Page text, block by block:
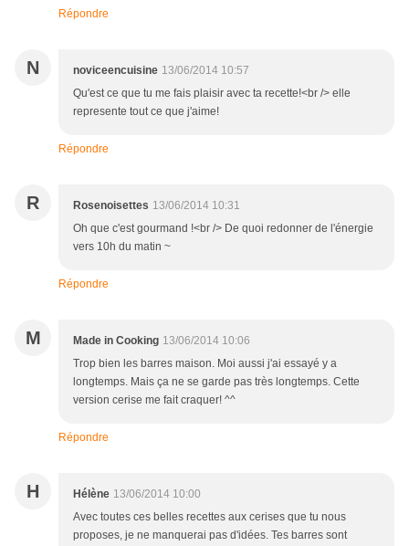
Répondre
N noviceencuisine 13/06/2014 10:57
Qu'est ce que tu me fais plaisir avec ta recette!<br /> elle
represente tout ce que j'aime!
Répondre
R Rosenoisettes 13/06/2014 10:31
Oh que c'est gourmand !<br /> De quoi redonner de l'énergie
vers 10h du matin ~
Répondre
M Made in Cooking 13/06/2014 10:06
Trop bien les barres maison. Moi aussi j'ai essayé y a
longtemps. Mais ça ne se garde pas très longtemps. Cette
version cerise me fait craquer! ^^
Répondre
H Hélène 13/06/2014 10:00
Avec toutes ces belles recettes aux cerises que tu nous
proposes, je ne manquerai pas d'idées. Tes barres sont